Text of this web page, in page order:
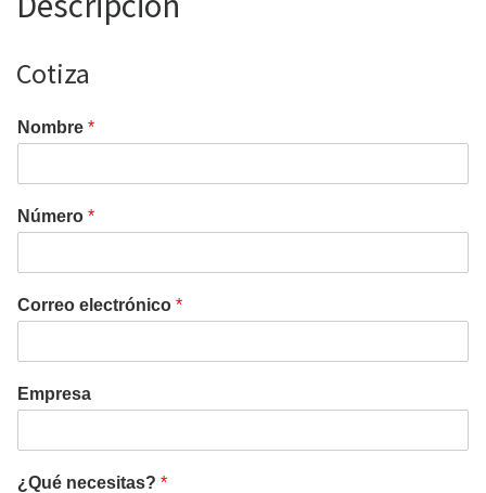
Cotiza
Nombre *
Número *
Correo electrónico *
Empresa
¿Qué necesitas? *